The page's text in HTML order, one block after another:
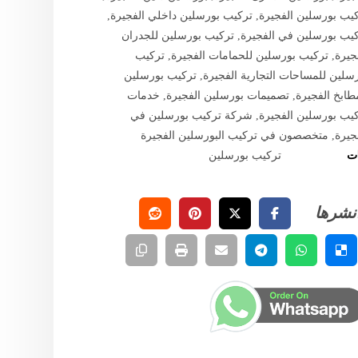
بورسلين الفجيرة ,تركيب بورسلين داخلي الفجيرة
بورسلين في الفجيرة ,تركيب بورسلين للجدران
,تركيب بورسلين للحمامات الفجيرة ,تركيب
للمساحات التجارية الفجيرة ,تركيب بورسلين
الفجيرة ,تصميمات بورسلين الفجيرة
خدمات
بورسلين الفجيرة
شركة تركيب بورسلين في
متخصصون في تركيب البورسلين الفجيرة
تركيب بورسلين